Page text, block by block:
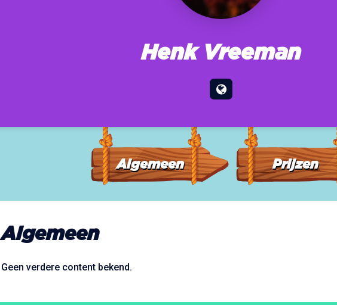
Henk Vreeman
Algemeen Prijzen
Algemeen
Geen verdere content bekend.